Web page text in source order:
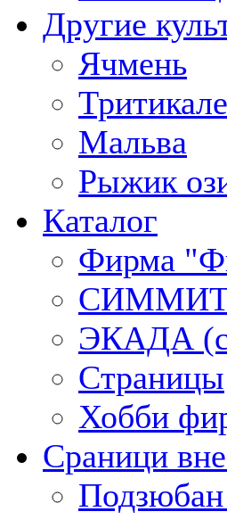
Другие
Ячмень
Тритикале
Мальва
Рыжик
Каталог
Фирма
СИММИТ
ЭКАДА
Страницы
Хобби
Сраници